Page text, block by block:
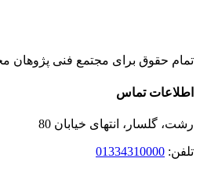
تمام حقوق برای مجتمع فنی
Instagram
LinkedIn
Toggle
Bar
Area
اطلاعات تماس
رشت، گلسار، انتهای خیابان 80
تلفن: 01334310000